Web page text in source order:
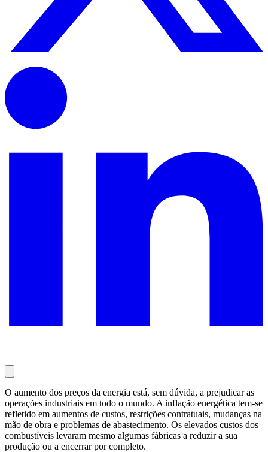
O aumento dos preços da energia está, sem dúvida, a prejudicar as
operações industriais em todo o mundo. A inflação energética tem-se
refletido em aumentos de custos, restrições contratuais, mudanças na
mão de obra e problemas de abastecimento. Os elevados custos dos
combustíveis levaram mesmo algumas fábricas a reduzir a sua
produção ou a encerrar por completo.